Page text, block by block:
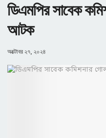
ডিএমপির সাবেক
আটক
অক্টোবর ২৭, ২০২৪